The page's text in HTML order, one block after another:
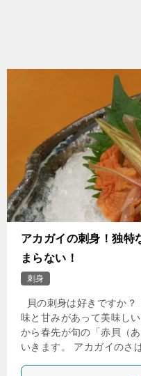
アカガイの刺身！独特
まらない！
刺身
貝の刺身は好きですか？
味と甘みがあって美味し
から春先が旬の「赤貝（
いきます。 アカガイのさ